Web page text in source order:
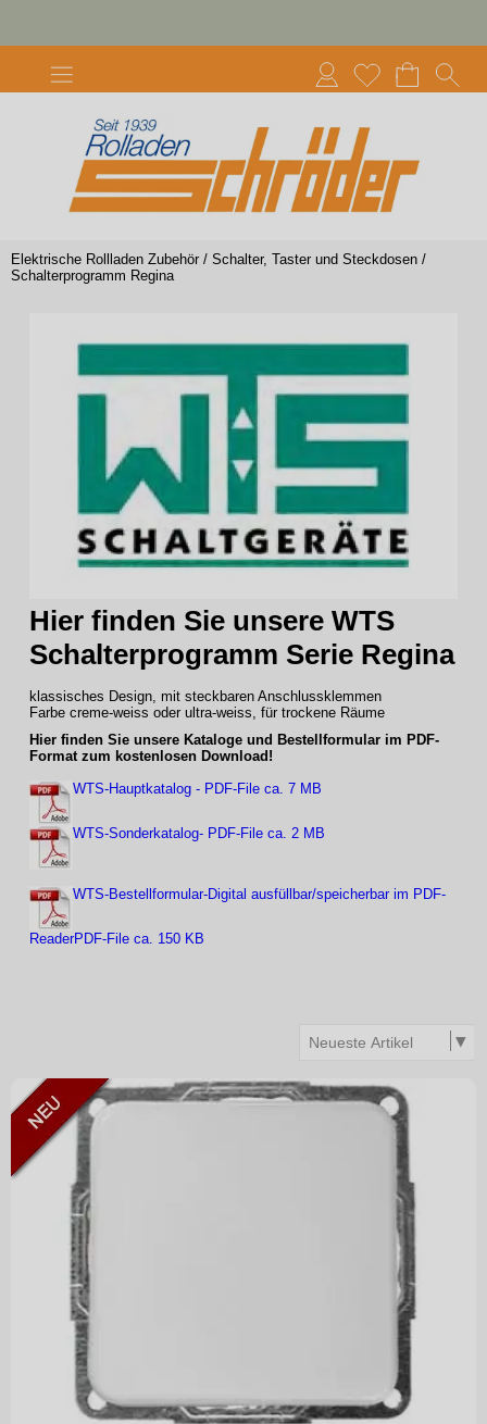
Elektrische Rollladen Zubehör / Schalter, Taster und Steckdosen /
Schalterprogramm Regina
Hier finden Sie unsere WTS
Schalterprogramm Serie Regina
klassisches Design, mit steckbaren Anschlussklemmen
Farbe creme-weiss oder ultra-weiss, für trockene Räume
Hier finden Sie unsere Kataloge und Bestellformular im PDF-
Format zum kostenlosen Download!
WTS-Hauptkatalog - PDF-File ca. 7 MB
WTS-Sonderkatalog- PDF-File ca. 2 MB
WTS-Bestellformular-Digital ausfüllbar/speicherbar im PDF-
ReaderPDF-File ca. 150 KB